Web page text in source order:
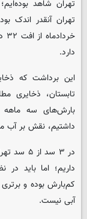
تهران شاهد
تهران آنقدر اندک
دارد.
این برداشت که
تابستان، ذخایری
بارش‌های سه ماهه
داشتیم، نقش بر آب
در ۳
داریم؛ اما باید
کم‌بارش بوده و
آبی نیست.